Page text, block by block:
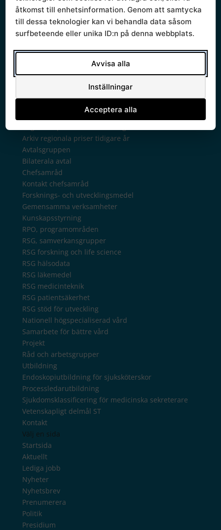
Politisk styrgrupp
Sammanträden och handlingar
Protokoll
Arkiv regionala priser tidigare år
Avtalsgruppen
Bilaterala avtal
Chefsamråd
Kontakt chefsamråd
Forsknings- och utvecklingsmedel
Gemensamma verksamheter
Kunskapsstyrning
RPO, programområden
RSG, samverkansgrupper
RSG forskning och life science
RSG hälsodata
RSG läkemedel
RSG medicinteknik
RSG patientsäkerhet
RSG stöd för utveckling
Nationell högspecialiserad vård
Samarbete för bättre vård
Projekt
Råd och arbetsgrupper
Utbildning
Endoskopiutbildning för sjuksköterskor
Processledarutbildning
Sjukdomsklassificering för medicinska sekreterare
Vetenskapligt delmål ST
Kontakt
Välj en sida
Startsida
Aktuellt
Lediga jobb
Nyheter
Nyhetsbrev
Prenumerera
Politik
Presidium
åtkomst till enhetsinformation. Genom att samtycka
till dessa teknologier kan vi behandla data såsom
surfbeteende eller unika ID:n på denna webbplats.
Avvisa alla
Inställningar
Acceptera alla